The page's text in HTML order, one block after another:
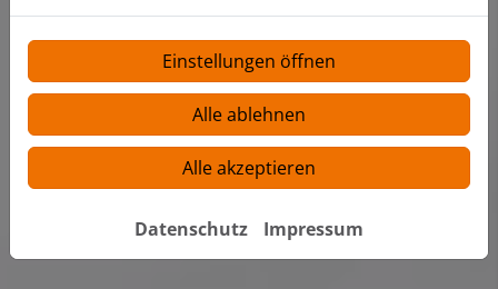
Einstellungen öffnen
Alle ablehnen
Alle akzeptieren
Datenschutz Impressum